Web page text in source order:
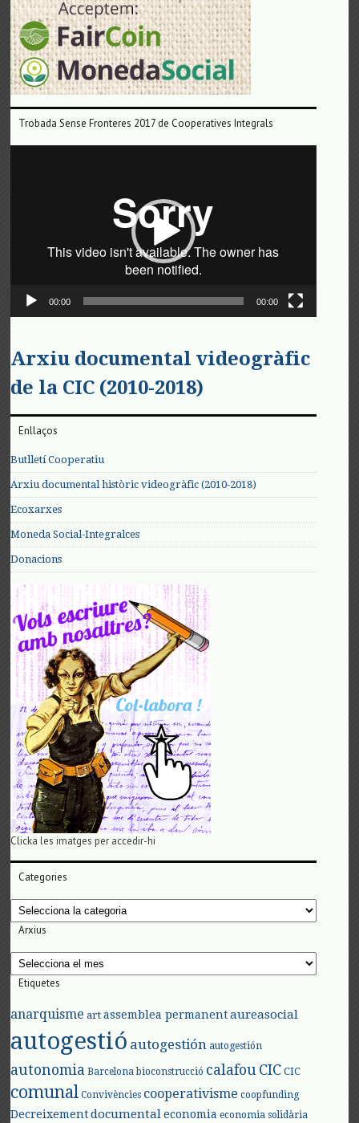
Trobada Sense Fronteres 2017 de Cooperatives Integrals
00:00 00:00
Arxiu documental videogràfic
de la CIC (2010-2018)
Enllaços
Butlletí Cooperatiu
Arxiu documental històric videogràfic (2010-2018)
Ecoxarxes
Moneda Social-Integralces
Donacions
Clicka les imatges per accedir-hi
Categories
Categories
Arxius
Arxius
Etiquetes
anarquisme art assemblea permanent aureasocial
autogestió autogestión autogestión
autonomia Barcelona bioconstrucció calafouCIC CIC
comunal Convivències cooperativisme coopfunding
Decreixement documental economia economia solidària